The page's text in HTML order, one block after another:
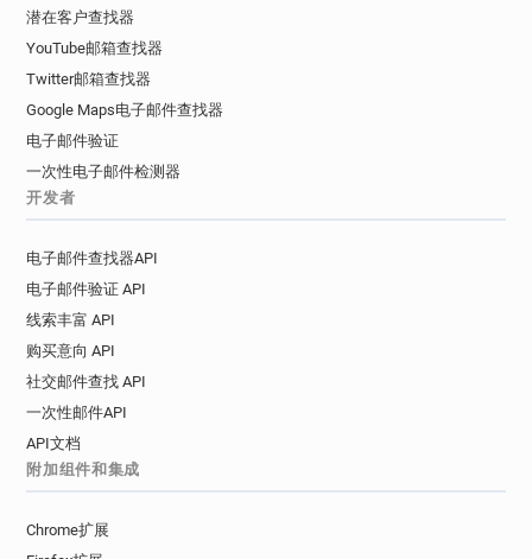
潜在客户查找器
YouTube邮箱查找器
Twitter邮箱查找器
Google Maps电子邮件查找器
电子邮件验证
一次性电子邮件检测器
开发者
电子邮件查找器API
电子邮件验证 API
线索丰富 API
购买意向 API
社交邮件查找 API
一次性邮件API
API文档
附加组件和集成
Chrome扩展